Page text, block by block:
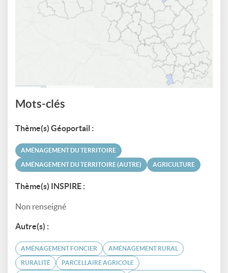
Mots-clés
Thème(s) Géoportail :
AMÉNAGEMENT DU TERRITOIRE
AMÉNAGEMENT DU TERRITOIRE (AUTRE) AGRICULTURE
Thème(s) INSPIRE :
Non renseigné
Autre(s) :
AMÉNAGEMENT FONCIER AMÉNAGEMENT RURAL
RURALITÉ PARCELLAIRE AGRICOLE